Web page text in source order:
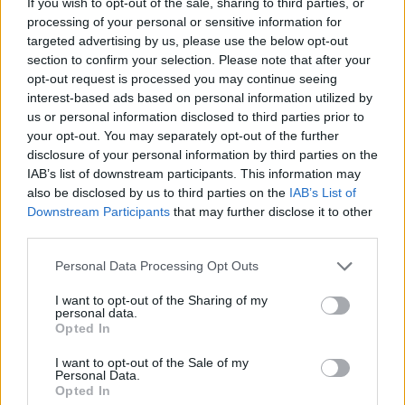
processing of your personal or sensitive information for
targeted advertising by us, please use the below opt-out
section to confirm your selection. Please note that after your
opt-out request is processed you may continue seeing
interest-based ads based on personal information utilized by
us or personal information disclosed to third parties prior to
your opt-out. You may separately opt-out of the further
disclosure of your personal information by third parties on the
IAB’s list of downstream participants. This information may
also be disclosed by us to third parties on the IAB’s List of
Downstream Participants that may further disclose it to other
Please note that this website/app uses one or more Google
not limited to your visit or usage behaviour. You may click to
grant or deny consent to Google and its third-party tags to
use your data for below specified purposes in below Google
consent section.
Personal Data Processing Opt Outs
I want to opt-out of the Sharing of my
personal data.
Opted In
I want to opt-out of the Sale of my
Personal Data.
Opted In
szerencsésen. A tavalyi GT Le Mans kategória győztes
csapatának 4-es számú versenyautóját &#8211; amely most a
GTD Pro [&hellip;]
500MILES / 2022. JAN. 30.
Eddig bírta a másik Ganassi